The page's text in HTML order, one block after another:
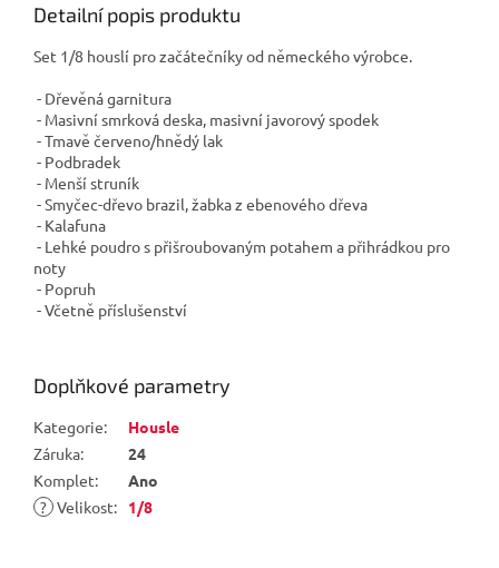
Detailní popis produktu
Set 1/8 houslí pro začátečníky od německého výrobce.
- Dřevěná garnitura
- Masivní smrková deska, masivní javorový spodek
- Tmavě červeno/hnědý lak
- Podbradek
- Menší struník
- Smyčec-dřevo brazil, žabka z ebenového dřeva
- Kalafuna
- Lehké poudro s přišroubovaným potahem a přihrádkou pro
noty
- Popruh
- Včetně příslušenství
Doplňkové parametry
Kategorie:
Housle
Záruka:
24
Komplet:
Ano
? Velikost: 1/8